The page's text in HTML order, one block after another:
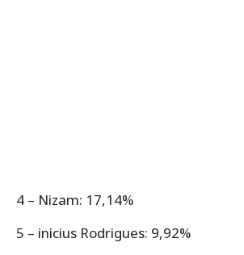
4 – Nizam: 17,14%
5 – inicius Rodrigues: 9,92%